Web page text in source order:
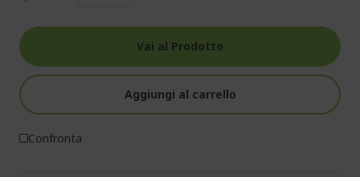
Vai al Prodotto
Aggiungi al carrello
Confronta